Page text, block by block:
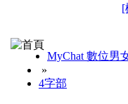
[
MyChat 數位男
»
4字部